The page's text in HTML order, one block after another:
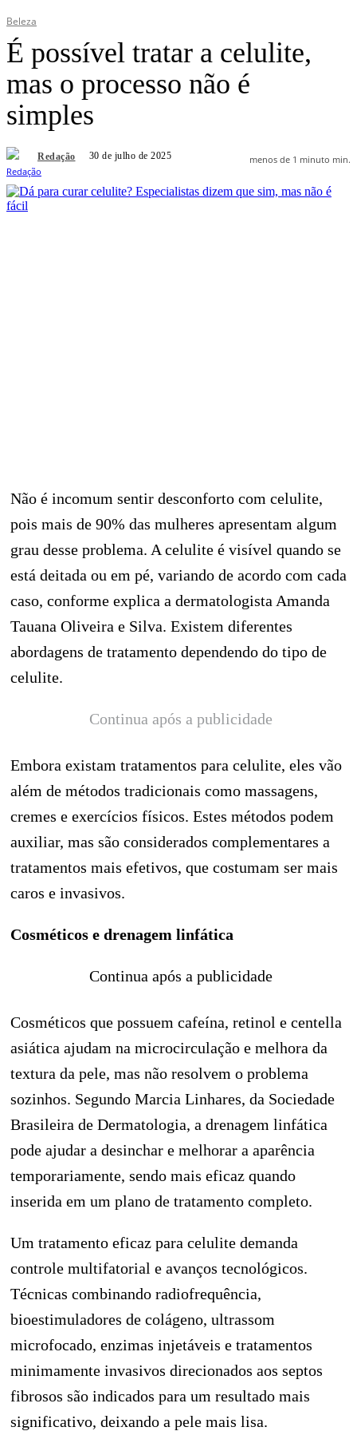
Beleza
É possível tratar a celulite,
mas o processo não é
simples
Redação 30 de julho de 2025 menos de 1 minuto min.
Não é incomum sentir desconforto com celulite,
pois mais de 90% das mulheres apresentam algum
grau desse problema. A celulite é visível quando se
está deitada ou em pé, variando de acordo com cada
caso, conforme explica a dermatologista Amanda
Tauana Oliveira e Silva. Existem diferentes
abordagens de tratamento dependendo do tipo de
celulite.
Continua após a publicidade
Embora existam tratamentos para celulite, eles vão
além de métodos tradicionais como massagens,
cremes e exercícios físicos. Estes métodos podem
auxiliar, mas são considerados complementares a
tratamentos mais efetivos, que costumam ser mais
caros e invasivos.
Cosméticos e drenagem linfática
Continua após a publicidade
Cosméticos que possuem cafeína, retinol e centella
asiática ajudam na microcirculação e melhora da
textura da pele, mas não resolvem o problema
sozinhos. Segundo Marcia Linhares, da Sociedade
Brasileira de Dermatologia, a drenagem linfática
pode ajudar a desinchar e melhorar a aparência
temporariamente, sendo mais eficaz quando
inserida em um plano de tratamento completo.
Um tratamento eficaz para celulite demanda
controle multifatorial e avanços tecnológicos.
Técnicas combinando radiofrequência,
bioestimuladores de colágeno, ultrassom
microfocado, enzimas injetáveis e tratamentos
minimamente invasivos direcionados aos septos
fibrosos são indicados para um resultado mais
significativo, deixando a pele mais lisa.